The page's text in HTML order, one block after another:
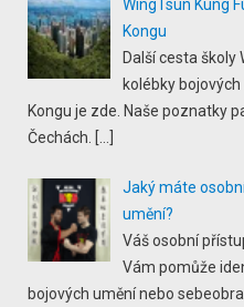
WingTsun Kung
Kongu
Další cesta školy
kolébky
Kongu je zde. Naše poznatky
Čechách.
Jaký máte
umění?
Váš osobní
Vám pomůže
bojových umění nebo